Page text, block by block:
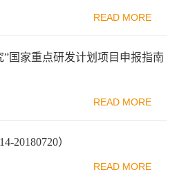
READ MORE
”国家重点研发计划项目申报指南
READ MORE
20180720）
READ MORE